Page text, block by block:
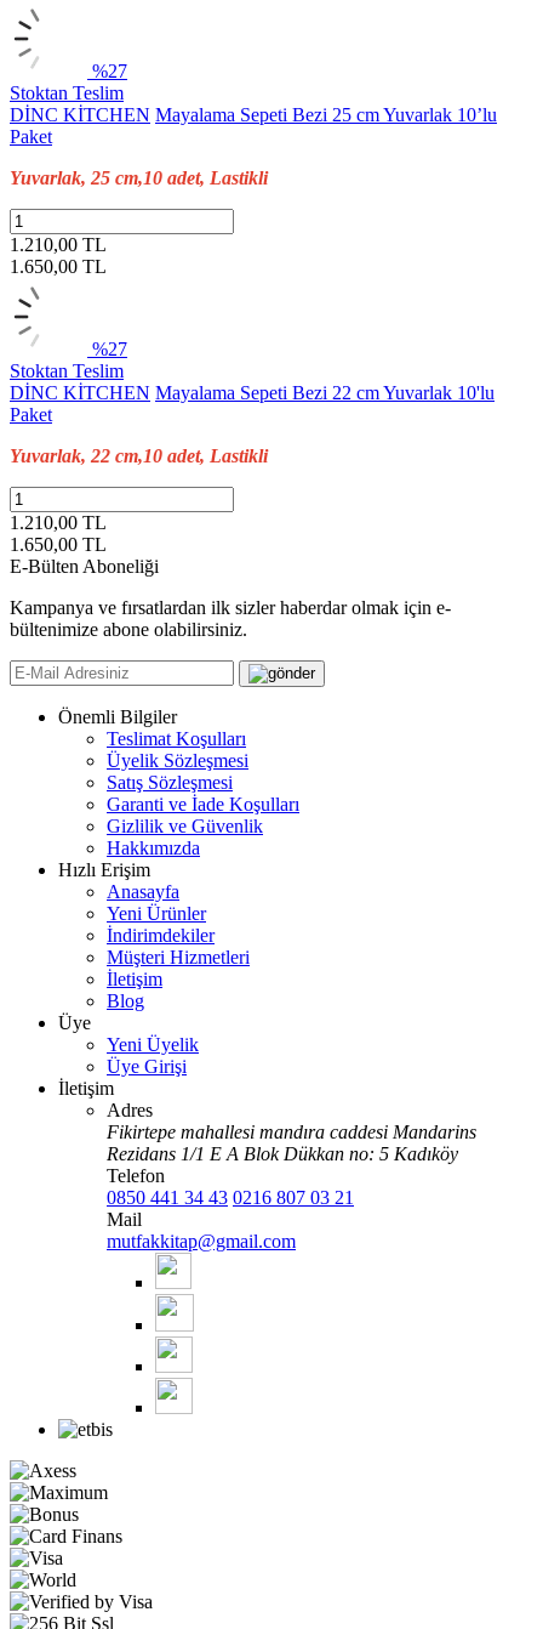
%27
Stoktan Teslim
DİNC KİTCHEN Mayalama Sepeti Bezi 25 cm Yuvarlak 10’lu
Paket
Yuvarlak, 25 cm,10 adet, Lastikli
1.210,00 TL
1.650,00 TL
%27
Stoktan Teslim
DİNC KİTCHEN Mayalama Sepeti Bezi 22 cm Yuvarlak 10'lu
Paket
Yuvarlak, 22 cm,10 adet, Lastikli
1.210,00 TL
1.650,00 TL
E-Bülten Aboneliği
Kampanya ve fırsatlardan ilk sizler haberdar olmak için e-
bültenimize abone olabilirsiniz.
Önemli Bilgiler
Teslimat Koşulları
Üyelik Sözleşmesi
Satış Sözleşmesi
Garanti ve İade Koşulları
Gizlilik ve Güvenlik
Hakkımızda
Hızlı Erişim
Anasayfa
Yeni Ürünler
İndirimdekiler
Müşteri Hizmetleri
İletişim
Blog
Üye
Yeni Üyelik
Üye Girişi
İletişim
Adres
Fikirtepe mahallesi mandıra caddesi Mandarins
Rezidans 1/1 E A Blok Dükkan no: 5 Kadıköy
Telefon
0850 441 34 43 0216 807 03 21
Mail
mutfakkitap@gmail.com